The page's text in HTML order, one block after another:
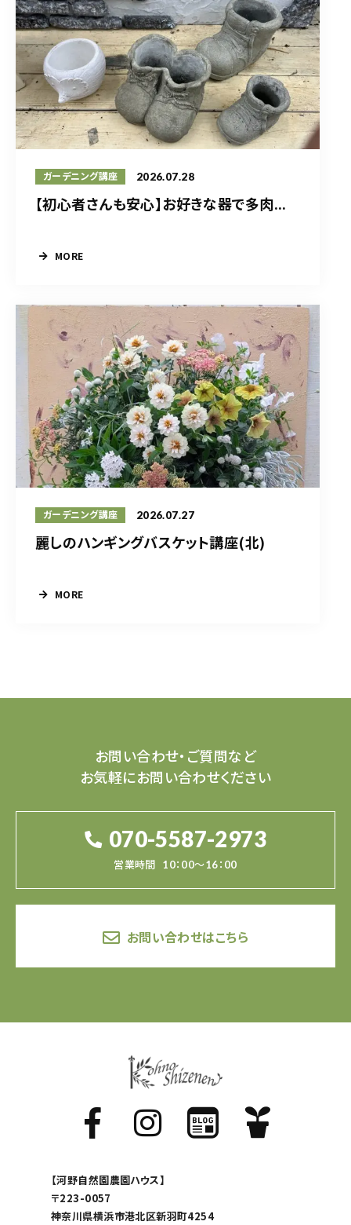
ガーデニング講座 2026.07.28
【初心者さんも安心】お好きな器で多肉...
MORE
ガーデニング講座 2026.07.27
麗しのハンギングバスケット講座(北)
MORE
お問い合わせ・ご質問など
お気軽にお問い合わせください
070-5587-2973
営業時間 10：00～16：00
お問い合わせはこちら
【河野自然園農園ハウス】
〒223-0057
神奈川県横浜市港北区新羽町4254